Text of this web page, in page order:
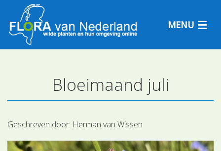
MENU
Plantensoorten
Plantengemeenschappen
Determineren
Bloeimaand juli
Geschreven door: Herman van Wissen